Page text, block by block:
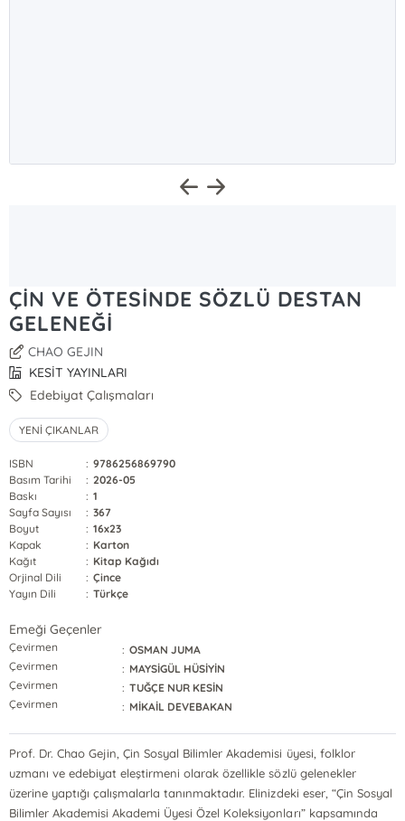
ÇİN VE ÖTESİNDE SÖZLÜ DESTAN
GELENEĞİ
CHAO GEJIN
KESİT YAYINLARI
Edebiyat Çalışmaları
YENİ ÇIKANLAR
ISBN : 9786256869790
Basım Tarihi
: 2026-05
Baskı
: 1
Sayfa Sayısı
: 367
Boyut
: 16x23
Kapak
: Karton
Kağıt
: Kitap Kağıdı
Orjinal Dili
: Çince
Yayın Dili
: Türkçe
Emeği Geçenler
Çevirmen : OSMAN JUMA
Çevirmen
: MAYSİGÜL HÜSİYİN
Çevirmen
: TUĞÇE NUR KESİN
Çevirmen
: MİKAİL DEVEBAKAN
Prof. Dr. Chao Gejin, Çin Sosyal Bilimler Akademisi üyesi, folklor
uzmanı ve edebiyat eleştirmeni olarak özellikle sözlü gelenekler
üzerine yaptığı çalışmalarla tanınmaktadır. Elinizdeki eser, “Çin Sosyal
Bilimler Akademisi Akademi Üyesi Özel Koleksiyonları” kapsamında